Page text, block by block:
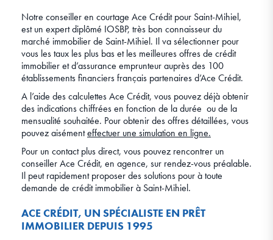
Notre conseiller en courtage Ace Crédit pour Saint-Mihiel,
est un expert diplômé IOSBP, très bon connaisseur du
marché immobilier de Saint-Mihiel. Il va sélectionner pour
vous les taux les plus bas et les meilleures offres de crédit
immobilier et d’assurance emprunteur auprès des 100
établissements financiers français partenaires d’Ace Crédit.
A l’aide des calculettes Ace Crédit, vous pouvez déjà obtenir
des indications chiffrées en fonction de la durée ou de la
mensualité souhaitée. Pour obtenir des offres détaillées, vous
pouvez aisémenteffectuer une simulation en ligne.
Pour un contact plus direct, vous pouvez rencontrer un
conseiller Ace Crédit, en agence, sur rendez-vous préalable.
Il peut rapidement proposer des solutions pour à toute
demande de crédit immobilier à Saint-Mihiel.
ACE CRÉDIT, UN SPÉCIALISTE EN PRÊT
IMMOBILIER DEPUIS 1995